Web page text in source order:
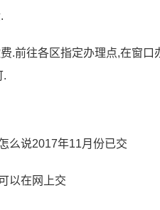
.前往各区指定办理点,在窗
.
么说2017年11月份已交
以在网上交